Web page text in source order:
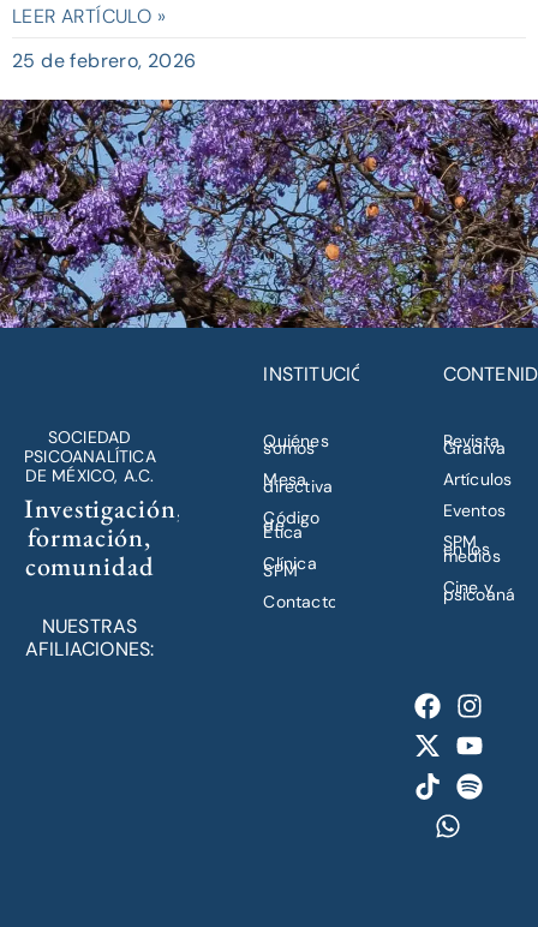
LEER ARTÍCULO »
25 de febrero, 2026
SOCIEDAD
PSICOANALÍTICA
DE MÉXICO, A.C.
Investigación,
formación,
comunidad
NUESTRAS
AFILIACIONES:
INSTITUCIÓN
Quiénes
somos
Mesa
directiva
Código
de
Ética
Clínica
SPM
Contacto
Revista
Gradiva
Artículos
Eventos
SPM
en los
medios
Cine y